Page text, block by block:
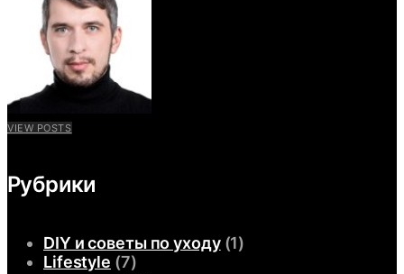
VIEW POSTS
Рубрики
DIY и советы по уходу(1)
Lifestyle (7)